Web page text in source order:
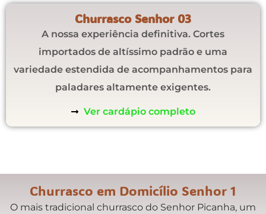
Churrasco Senhor 03
A nossa experiência definitiva. Cortes
importados de altíssimo padrão e uma
variedade estendida de acompanhamentos para
paladares altamente exigentes.
Ver cardápio completo
Churrasco em Domicílio Senhor 1
O mais tradicional churrasco do Senhor Picanha, um